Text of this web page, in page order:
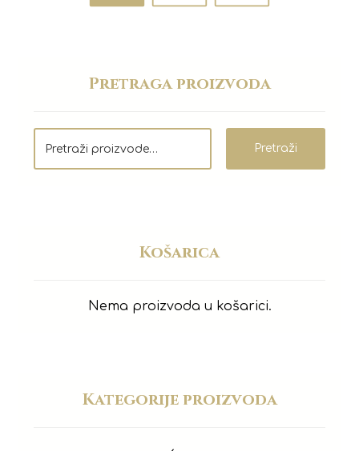
Pretraga proizvoda
Pretraži
Košarica
Nema proizvoda u košarici.
Kategorije proizvoda